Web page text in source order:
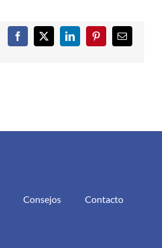
Facebook
X LinkedInPinterestCorreo
electrónico
Consejos Contacto